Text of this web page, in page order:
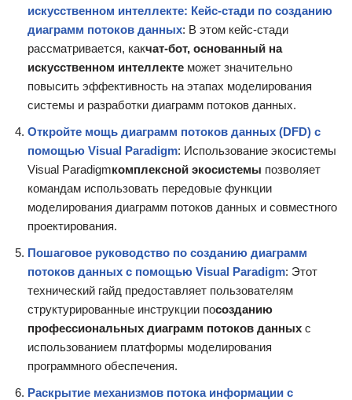
искусственном интеллекте: Кейс-стади по созданию
диаграмм потоков данных: В этом кейс-стади
рассматривается, какчат-бот, основанный на
искусственном интеллекте может значительно
повысить эффективность на этапах моделирования
системы и разработки диаграмм потоков данных.
Откройте мощь диаграмм потоков данных (DFD) с
помощью Visual Paradigm: Использование экосистемы
Visual Paradigmкомплексной экосистемы позволяет
командам использовать передовые функции
моделирования диаграмм потоков данных и совместного
проектирования.
Пошаговое руководство по созданию диаграмм
потоков данных с помощью Visual Paradigm: Этот
технический гайд предоставляет пользователям
структурированные инструкции посозданию
профессиональных диаграмм потоков данных с
использованием платформы моделирования
программного обеспечения.
Раскрытие механизмов потока информации с